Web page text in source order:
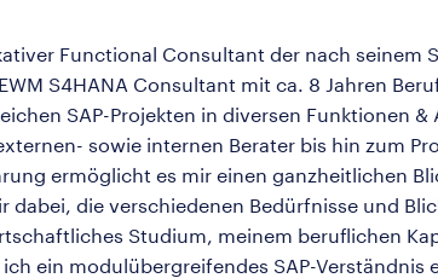
Functional Consultant der nach seinem
S4HANA Consultant mit ca. 8 Jahren
SAP-Projekten in diversen Funktionen
sowie internen Berater bis hin zum
ermöglicht es mir einen ganzheitlichen
dabei, die verschiedenen Bedürfnisse und
Studium, meinem beruflichen
ein modulübergreifendes SAP-Verständnis